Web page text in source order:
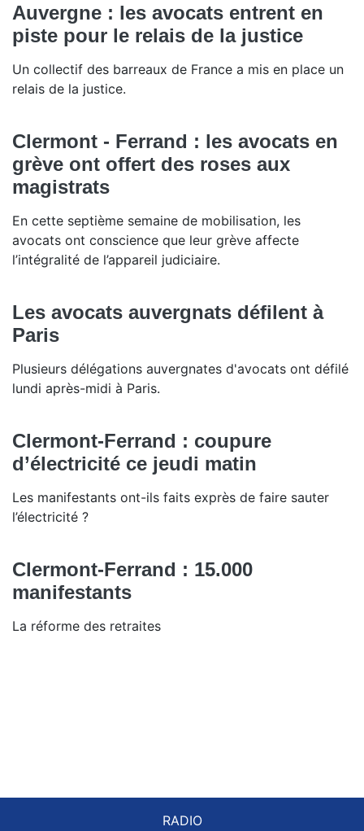
Auvergne : les avocats entrent en
piste pour le relais de la justice
Un collectif des barreaux de France a mis en place un
relais de la justice.
Clermont - Ferrand : les avocats en
grève ont offert des roses aux
magistrats
En cette septième semaine de mobilisation, les
avocats ont conscience que leur grève affecte
l’intégralité de l’appareil judiciaire.
Les avocats auvergnats défilent à
Paris
Plusieurs délégations auvergnates d'avocats ont défilé
lundi après-midi à Paris.
Clermont-Ferrand : coupure
d’électricité ce jeudi matin
Les manifestants ont-ils faits exprès de faire sauter
l’électricité ?
Clermont-Ferrand : 15.000
manifestants
La réforme des retraites
RADIO